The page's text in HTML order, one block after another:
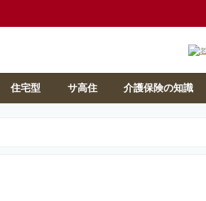
住宅型 サ高住 介護保険の知識